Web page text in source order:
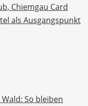
Chiemgau Card
als Ausgangspunkt
So bleiben